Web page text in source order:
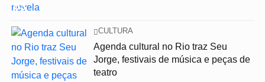
03
CULTURA
Agenda cultural no Rio traz Seu
Jorge, festivais de música e peças de
teatro